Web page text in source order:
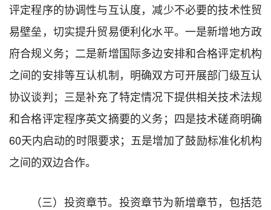
评定程序的协调性与互认度，减少不必要的技术性贸
易壁垒，切实提升贸易便利化水平。一是新增地方政
府合规义务；二是新增国际多边安排和合格评定机构
之间的安排等互认机制，明确双方可开展部门级互认
协议谈判；三是补充了特定情况下提供相关技术法规
和合格评定程序英文摘要的义务；四是技术磋商明确
60天内启动的时限要求；五是增加了鼓励标准化机构
之间的双边合作。
（三）投资章节。投资章节为新增章节，包括范